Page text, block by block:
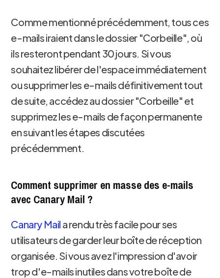
Comme mentionné précédemment, tous ces
e-mails iraient dans le dossier "Corbeille", où
ils resteront pendant 30 jours. Si vous
souhaitez libérer de l'espace immédiatement
ou supprimer les e-mails définitivement tout
de suite, accédez au dossier "Corbeille" et
supprimez les e-mails de façon permanente
en suivant les étapes discutées
précédemment.
Comment supprimer en masse des e-mails
avec Canary Mail ?
Canary Mail a rendu très facile pour ses
utilisateurs de garder leur boîte de réception
organisée. Si vous avez l'impression d'avoir
trop d'e-mails inutiles dans votre boîte de